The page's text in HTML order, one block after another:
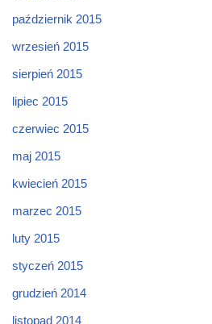
październik 2015
wrzesień 2015
sierpień 2015
lipiec 2015
czerwiec 2015
maj 2015
kwiecień 2015
marzec 2015
luty 2015
styczeń 2015
grudzień 2014
listopad 2014